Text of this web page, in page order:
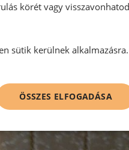
körét vagy visszavonhatod
sütik kerülnek alkalmazásra.
ÖSSZES ELFOGADÁSA